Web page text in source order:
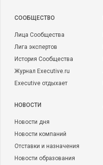
CООБЩЕСТВО
Лица Сообщества
Лига экспертов
История Сообщества
Журнал Executive.ru
Executive отдыхает
НОВОСТИ
Новости дня
Новости компаний
Отставки и назначения
Новости образования